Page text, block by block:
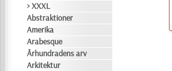
> XXXL
Abstraktioner
Amerika
Arabesque
Århundradens arv
Arkitektur